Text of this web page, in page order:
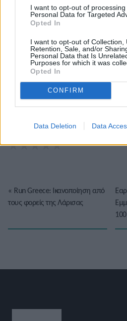
I want to opt-out of processing
Personal Data for Targeted
Opted In
I want to opt-out of Collection,
Retention, Sale, and/or
Personal Data that Is
Purposes for which it was
Opted In
CONFIRM
Data Deletion Data
για τον Στίβο, Media, Viral κι
σχέση με τα social, αλλά τα
αρέσει να γράφω τα άρθρα μου
τα reality games κι ο αθλητισμός.
Το άρθρο δεν έχει ακόμα βαθμολογηθεί.
★★★★★
« Run Greece: Ικανοποίηση από
τους φορείς της Λάρισας